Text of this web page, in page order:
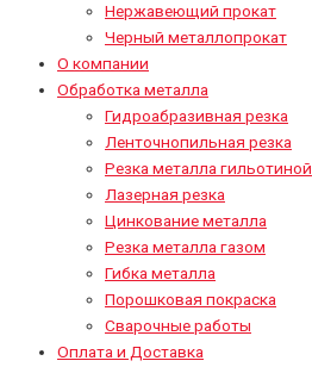
Нержавеющий прокат
Черный металлопрокат
О компании
Обработка металла
Гидроабразивная резка
Ленточнопильная резка
Резка металла гильотиной
Лазерная резка
Цинкование металла
Резка металла газом
Гибка металла
Порошковая покраска
Сварочные работы
Оплата и Доставка